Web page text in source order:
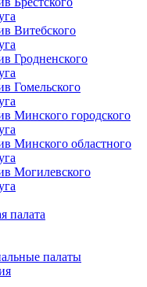
Витебского
Гродненского
Гомельского
Минского городского
Минского областного
Могилевского
палата
палаты